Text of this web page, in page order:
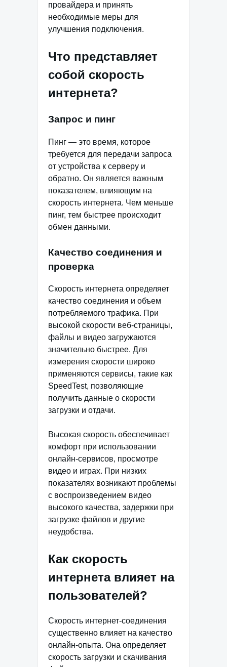
провайдера и принять
необходимые меры для
улучшения подключения.
Что представляет
собой скорость
интернета?
Запрос и пинг
Пинг — это время, которое
требуется для передачи запроса
от устройства к серверу и
обратно. Он является важным
показателем, влияющим на
скорость интернета. Чем меньше
пинг, тем быстрее происходит
обмен данными.
Качество соединения и
проверка
Скорость интернета определяет
качество соединения и объем
потребляемого трафика. При
высокой скорости веб-страницы,
файлы и видео загружаются
значительно быстрее. Для
измерения скорости широко
применяются сервисы, такие как
SpeedTest, позволяющие
получить данные о скорости
загрузки и отдачи.
Высокая скорость обеспечивает
комфорт при использовании
онлайн-сервисов, просмотре
видео и играх. При низких
показателях возникают проблемы
с воспроизведением видео
высокого качества, задержки при
загрузке файлов и другие
неудобства.
Как скорость
интернета влияет на
пользователей?
Скорость интернет-соединения
существенно влияет на качество
онлайн-опыта. Она определяет
скорость загрузки и скачивания